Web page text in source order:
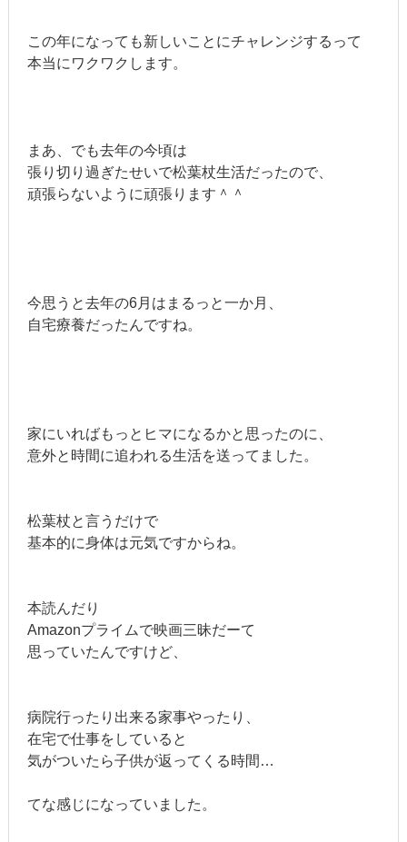
この年になっても新しいことにチャレンジするって
本当にワクワクします。
まあ、でも去年の今頃は
張り切り過ぎたせいで松葉杖生活だったので、
頑張らないように頑張ります＾＾
今思うと去年の6月はまるっと一か月、
自宅療養だったんですね。
家にいればもっとヒマになるかと思ったのに、
意外と時間に追われる生活を送ってました。
松葉杖と言うだけで
基本的に身体は元気ですからね。
本読んだり
Amazonプライムで映画三昧だーて
思っていたんですけど、
病院行ったり出来る家事やったり、
在宅で仕事をしていると
気がついたら子供が返ってくる時間…
てな感じになっていました。